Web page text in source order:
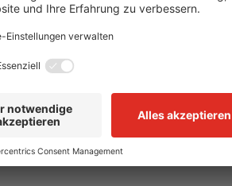
Profilzylinderschloss"